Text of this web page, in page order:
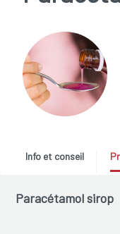
Info et conseil
Paracétamol sirop